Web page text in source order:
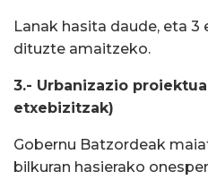
Lanak hasita daude, eta
dituzte amaitzeko.
3.- Urbanizazio
etxebizitzak)
Gobernu Batzordeak
bilkuran hasierako